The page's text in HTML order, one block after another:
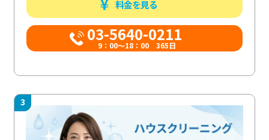
料金を見る
03-5640-0211
9：00～18：00 365日
3